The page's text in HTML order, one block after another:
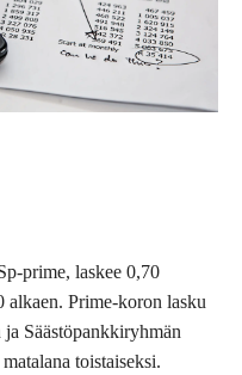
prime, laskee 0,70
alkaen. Prime-koron lasku
Säästöpankkiryhmän
toistaiseksi.